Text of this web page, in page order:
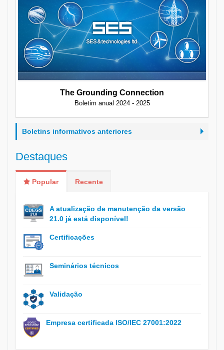
The Grounding Connection
Boletim anual 2024 - 2025
Boletins informativos anteriores
Destaques
Popular Recente
A atualização de manutenção da versão
21.0 já está disponível!
Certificações
Seminários técnicos
Validação
Empresa certificada ISO/IEC 27001:2022